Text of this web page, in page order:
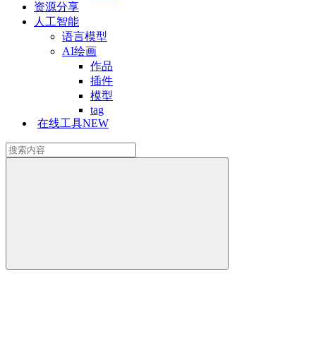
资源分享
人工智能
语言模型
AI绘画
作品
插件
模型
tag
在线工具NEW